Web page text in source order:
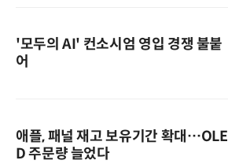
'모두의 AI' 컨소시엄 영입 경쟁 불붙
어
애플, 패널 재고 보유기간 확대…OLE
D 주문량 늘었다